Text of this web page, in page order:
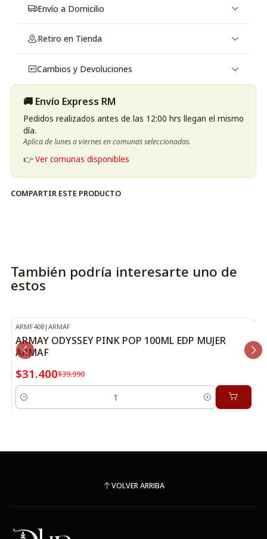
Compra única disponible; la plataforma admite
gestión de suscripciones (actualmente no
habilitadas).
caja, peso 1 kg, stock flexible y notificación de reposición.
Perfecto para tiendas online que buscan facilidad de
gestión, reseñas de clientes y envío seguro.
Envío a Domicilio
Retiro en Tienda
Cambios y Devoluciones
🚚 Envío Express RM
Pedidos realizados antes de las 12:00 hrs llegan el mismo
día.
Aplica de lunes a viernes en comunas seleccionadas.
👉Ver comunas disponibles
COMPARTIR ESTE PRODUCTO
También podría interesarte uno de
estos
-21%OFF
ARMF408 |ARMAF
ARMAY ODYSSEY PINK POP 100ML EDP MUJER
ARMAF
$31.400$39.990
Cantidad
VOLVER ARRIBA